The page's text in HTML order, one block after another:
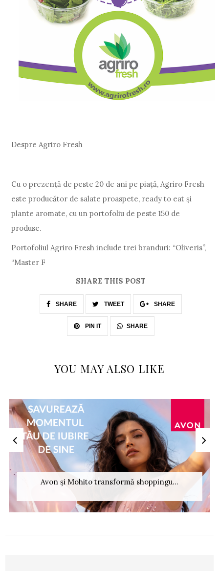
Despre Agriro Fresh
Cu o prezență de peste 20 de ani pe piață, Agriro Fresh
este producător de salate proaspete, ready to eat și
plante aromate, cu un portofoliu de peste 150 de
produse.
Portofoliul Agriro Fresh include trei branduri: “Oliveris”,
“Master F
SHARE THIS POST
SHARE TWEET SHARE
PIN IT SHARE
YOU MAY ALSO LIKE
Avon și Mohito transformă shoppingu...